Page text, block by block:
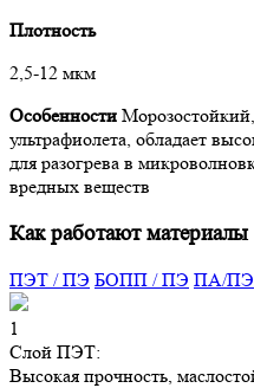
Плотность
2,5-12 мкм
Особенности
ультрафиолета, обладает
для разогрева в
вредных веществ
Как работают материалы
ПЭТ / ПЭ БОПП / ПЭ ПA/ПЭ
1
Слой ПЭТ:
Высокая прочность,